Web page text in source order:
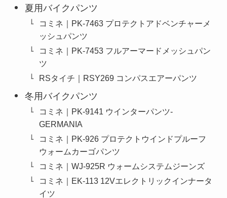
夏用バイクパンツ
コミネ｜PK-7463 プロテクトアドベンチャーメ
ッシュパンツ
コミネ｜PK-7453 フルアーマードメッシュパン
ツ
RSタイチ｜RSY269 コンパスエアーパンツ
冬用バイクパンツ
コミネ｜PK-9141 ウインターパンツ-
GERMANIA
コミネ｜PK-926 プロテクトウインドプルーフ
ウォームカーゴパンツ
コミネ｜WJ-925R ウォームシステムジーンズ
コミネ｜EK-113 12Vエレクトリックインナータ
イツ